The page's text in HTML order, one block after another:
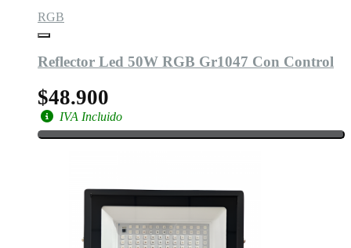
RGB
Reflector Led 50W RGB Gr1047 Con Control
$48.900
IVA Incluido